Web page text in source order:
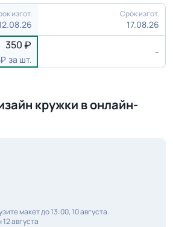
изгот. Срок изгот.
17.08.26
350
за шт.
-
кружки в онлайн-
макет до 13:00, 10 августа.
августа